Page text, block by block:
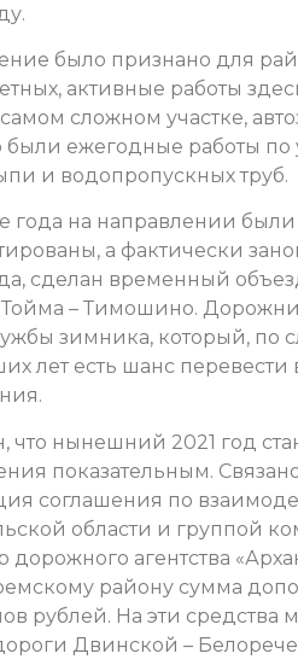
было признано для
активные работы
самом сложном участке,
были ежегодные работы
и водопропускных труб.
года на направлении были
а фактически
сделан временный
– Тимошино.
зимника, который, по
лет есть шанс перевести
что нынешний 2021 год
показательным.
соглашения по
области и группой
дорожного агентства
району сумма
рублей. На эти средства
Двинской –